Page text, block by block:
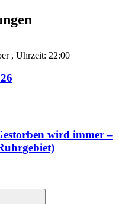
, Uhrzeit: 22:00
wird immer –